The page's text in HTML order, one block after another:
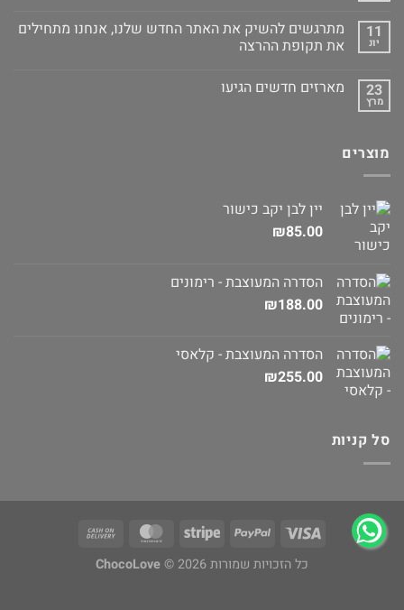
11
יונ
מתרגשים להשיק את האתר החדש שלנו, אנחנו מתחילים
את תקופת ההרצה
23
מרץ
מארזים חדשים הגיעו
מוצרים
יין לבן יקב כישור
₪85.00
הסדרה המעוצבת - רימונים
₪188.00
הסדרה המעוצבת - קלאסי
₪255.00
סל קניות
כל הזכויות שמורות 2026 © ChocoLove